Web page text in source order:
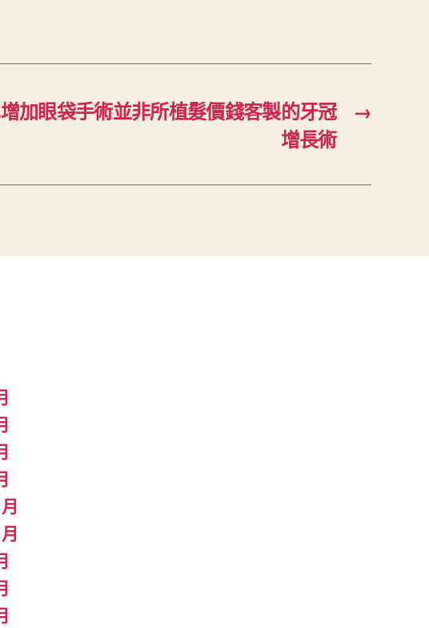
→
加眼袋手術並非所植髮價錢客製的牙冠
增長術